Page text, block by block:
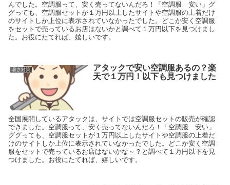
んでした。空調服って、安く売ってないんだろ！「空調服 安い」グ
グっても、空調服セットが１万円以上したサイトや空調服の上着だけ
のサイトしか上位に表示されていなかったでした。どこか安く空調服
をセットで売っているお店はないかと調べて１万円以下を見つけまし
た。お役にたてれば、嬉しいです。
暑さ対策
アタックで安い空調服あるの？楽
天で１万円！以下も見つけました
全国展開しているアタックは、サイトでは空調服セットの販売が確認
できました。空調服って、安く売ってないんだろ！「空調服 安い」
ググっても、空調服セットが１万円以上したサイトや空調服の上着だ
けのサイトしか上位に表示されていなかったでした。どこか安く空調
服をセットで売っているお店はないかな～？と調べて１万円以下を見
つけました。お役にたてれば、嬉しいです。